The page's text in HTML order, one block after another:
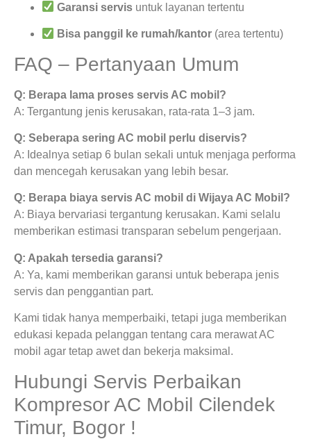
Garansi servis untuk layanan tertentu
Bisa panggil ke rumah/kantor (area tertentu)
FAQ – Pertanyaan Umum
Q: Berapa lama proses servis AC mobil?
A: Tergantung jenis kerusakan, rata-rata 1–3 jam.
Q: Seberapa sering AC mobil perlu diservis?
A: Idealnya setiap 6 bulan sekali untuk menjaga performa
dan mencegah kerusakan yang lebih besar.
Q: Berapa biaya servis AC mobil di Wijaya AC Mobil?
A: Biaya bervariasi tergantung kerusakan. Kami selalu
memberikan estimasi transparan sebelum pengerjaan.
Q: Apakah tersedia garansi?
A: Ya, kami memberikan garansi untuk beberapa jenis
servis dan penggantian part.
Kami tidak hanya memperbaiki, tetapi juga memberikan
edukasi kepada pelanggan tentang cara merawat AC
mobil agar tetap awet dan bekerja maksimal.
Hubungi Servis Perbaikan
Kompresor AC Mobil Cilendek
Timur, Bogor !